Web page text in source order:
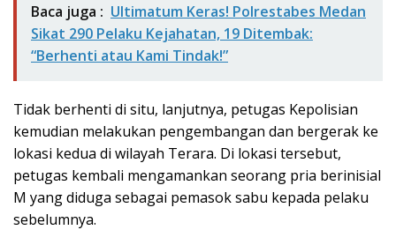
Baca juga : Ultimatum Keras! Polrestabes Medan
Sikat 290 Pelaku Kejahatan, 19 Ditembak:
“Berhenti atau Kami Tindak!”
Tidak berhenti di situ, lanjutnya, petugas Kepolisian
kemudian melakukan pengembangan dan bergerak ke
lokasi kedua di wilayah Terara. Di lokasi tersebut,
petugas kembali mengamankan seorang pria berinisial
M yang diduga sebagai pemasok sabu kepada pelaku
sebelumnya.